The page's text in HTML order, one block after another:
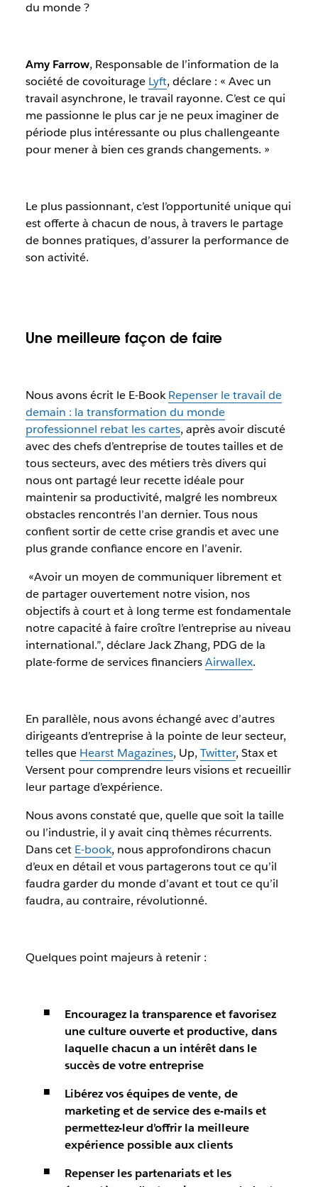
du monde ?
Amy Farrow, Responsable de l’information de la
société de covoiturage Lyft, déclare : « Avec un
travail asynchrone, le travail rayonne. C’est ce qui
me passionne le plus car je ne peux imaginer de
période plus intéressante ou plus challengeante
pour mener à bien ces grands changements. »
Le plus passionnant, c’est l’opportunité unique qui
est offerte à chacun de nous, à travers le partage
de bonnes pratiques, d’assurer la performance de
son activité.
Une meilleure façon de faire
Nous avons écrit le E-BookRepenser le travail de
demain : la transformation du monde
professionnel rebat les cartes, après avoir discuté
avec des chefs d’entreprise de toutes tailles et de
tous secteurs, avec des métiers très divers qui
nous ont partagé leur recette idéale pour
maintenir sa productivité, malgré les nombreux
obstacles rencontrés l’an dernier. Tous nous
confient sortir de cette crise grandis et avec une
plus grande confiance encore en l’avenir.
«Avoir un moyen de communiquer librement et
de partager ouvertement notre vision, nos
objectifs à court et à long terme est fondamentale
notre capacité à faire croître l’entreprise au niveau
international.”, déclare Jack Zhang, PDG de la
plate-forme de services financiersAirwallex.
En parallèle, nous avons échangé avec d’autres
dirigeants d’entreprise à la pointe de leur secteur,
telles que Hearst Magazines, Up, Twitter, Stax et
Versent pour comprendre leurs visions et recueillir
leur partage d’expérience.
Nous avons constaté que, quelle que soit la taille
ou l’industrie, il y avait cinq thèmes récurrents.
Dans cet E-book, nous approfondirons chacun
d’eux en détail et vous partagerons tout ce qu’il
faudra garder du monde d’avant et tout ce qu’il
faudra, au contraire, révolutionné.
Quelques point majeurs à retenir :
Encouragez la transparence et favorisez
une culture ouverte et productive, dans
laquelle chacun a un intérêt dans le
succès de votre entreprise
Libérez vos équipes de vente, de
marketing et de service des e-mails et
permettez-leur d’offrir la meilleure
expérience possible aux clients
Repenser les partenariats et les